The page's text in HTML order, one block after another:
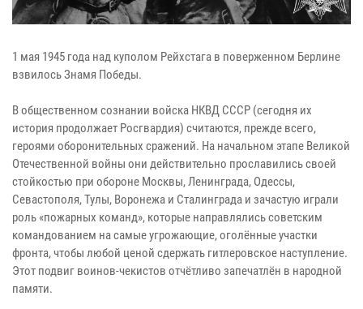
1 мая 1945 года над куполом Рейхстага в поверженном Берлине
взвилось Знамя Победы.
В общественном сознании войска НКВД СССР (сегодня их
история продолжает Росгвардия) считаются, прежде всего,
героями оборонительных сражений. На начальном этапе Великой
Отечественной войны они действительно прославились своей
стойкостью при обороне Москвы, Ленинграда, Одессы,
Севастополя, Тулы, Воронежа и Сталинграда и зачастую играли
роль «пожарных команд», которые направлялись советским
командованием на самые угрожающие, оголённые участки
фронта, чтобы любой ценой сдержать гитлеровское наступление.
Этот подвиг воинов-чекистов отчётливо запечатлён в народной
памяти.